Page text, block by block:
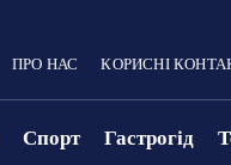
ПРО НАС КОРИСНІ
Спорт Гастрогід